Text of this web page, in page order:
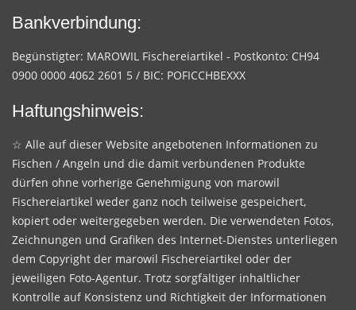
Bankverbindung:
Begünstigter: MAROWIL Fischereiartikel - Postkonto: CH94
0900 0000 4062 2601 5 / BIC: POFICCHBEXXX
Haftungshinweis:
☆ Alle auf dieser Website angebotenen Informationen zu
Fischen / Angeln und die damit verbundenen Produkte
dürfen ohne vorherige Genehmigung von marowil
Fischereiartikel weder ganz noch teilweise gespeichert,
kopiert oder weitergegeben werden. Die verwendeten Fotos,
Zeichnungen und Grafiken des Internet-Dienstes unterliegen
dem Copyright der marowil Fischereiartikel oder der
jeweiligen Foto-Agentur. Trotz sorgfältiger inhaltlicher
Kontrolle auf Konsistenz und Richtigkeit der Informationen